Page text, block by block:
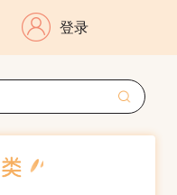
登录